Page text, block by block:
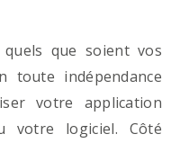
que soient vos
toute indépendance
votre application
votre logiciel. Côté